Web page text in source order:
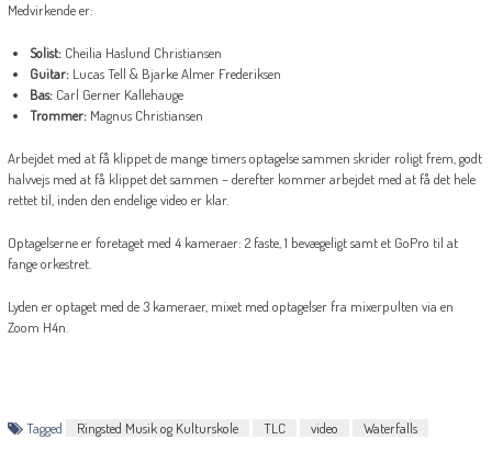
Medvirkende er:
Solist:Cheilia Haslund Christiansen
Guitar:Lucas Tell & Bjarke Almer Frederiksen
Bas:Carl Gerner Kallehauge
Trommer:Magnus Christiansen
Arbejdet med at få klippet de mange timers optagelse sammen skrider roligt frem, godt
halvvejs med at få klippet det sammen – derefter kommer arbejdet med at få det hele
rettet til, inden den endelige video er klar.
Optagelserne er foretaget med 4 kameraer: 2 faste, 1 bevægeligt samt et GoPro til at
fange orkestret.
Lyden er optaget med de 3 kameraer, mixet med optagelser fra mixerpulten via en
Zoom H4n.
Tagged Ringsted Musik og Kulturskole TLC video Waterfalls